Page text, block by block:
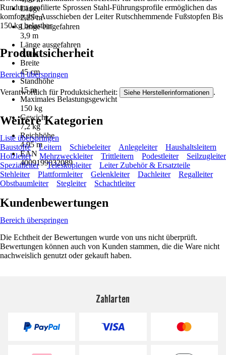
Länge
2,25 m
Länge eingefahren
3,9 m
Länge ausgefahren
3,9 m
Breite
45 cm
Standhöhe
15 m
Maximales Belastungsgewicht
150 kg
Gewicht
7,2 kg
Reichhöhe
4,95 m
EAN
4009199032089
Rundum profilierte Sprossen Stahl-Führungsprofile ermöglichen das
komfortable Ausschieben der Leiter Rutschhemmende Fußstopfen Bis
150 kg belastbar
Produktsicherheit
Bereich überspringen
Verantwortlich für Produktsicherheit: Siehe Herstellerinformationen .
Weitere Kategorien
Liste überspringen
Baustoffe
Leitern Schiebeleiter Anlegeleiter
Haushaltsleitern
Holzleiter
Mehrzweckleiter Trittleitern Podestleiter
Seilzugleiter
Spezialleiter
Teleskopleiter
Leiter Zubehör & Ersatzteile
Stehleiter
Plattformleiter Gelenkleiter Dachleiter
Regalleiter
Obstbaumleiter
Stegleiter Schachtleiter
Kundenbewertungen
Bereich überspringen
Die Echtheit der Bewertungen wurde von uns nicht überprüft.
Bewertungen können auch von Kunden stammen, die die Ware nicht
nachweislich genutzt oder gekauft haben.
Zahlarten